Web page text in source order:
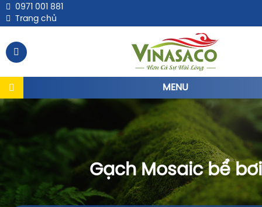
0971 001 881
Trang chủ
MENU
Gạch Mosaic bể bơi